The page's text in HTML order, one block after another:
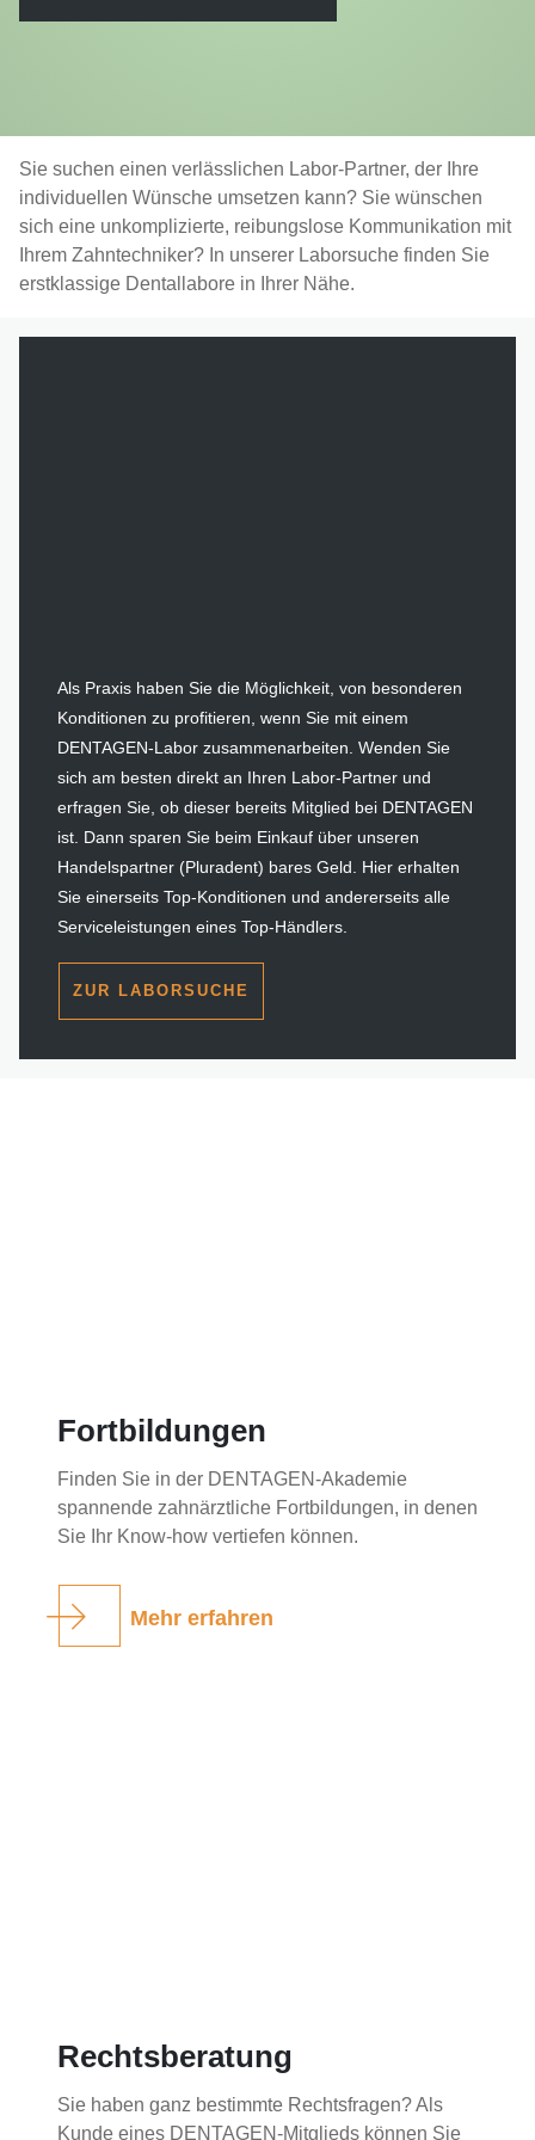
Sie suchen einen verlässlichen Labor-Partner, der Ihre
individuellen Wünsche umsetzen kann? Sie wünschen
sich eine unkomplizierte, reibungslose Kommunikation mit
Ihrem Zahntechniker? In unserer Laborsuche finden Sie
erstklassige Dentallabore in Ihrer Nähe.
Als Praxis haben Sie die Möglichkeit, von besonderen
Konditionen zu profitieren, wenn Sie mit einem
DENTAGEN-Labor zusammenarbeiten. Wenden Sie
sich am besten direkt an Ihren Labor-Partner und
erfragen Sie, ob dieser bereits Mitglied bei DENTAGEN
ist. Dann sparen Sie beim Einkauf über unseren
Handelspartner (Pluradent) bares Geld. Hier erhalten
Sie einerseits Top-Konditionen und andererseits alle
Serviceleistungen eines Top-Händlers.
ZUR LABORSUCHE
Fortbildungen
Finden Sie in der DENTAGEN-Akademie
spannende zahnärztliche Fortbildungen, in denen
Sie Ihr Know-how vertiefen können.
Mehr erfahren
Rechtsberatung
Sie haben ganz bestimmte Rechtsfragen? Als
Kunde eines DENTAGEN-Mitglieds können Sie